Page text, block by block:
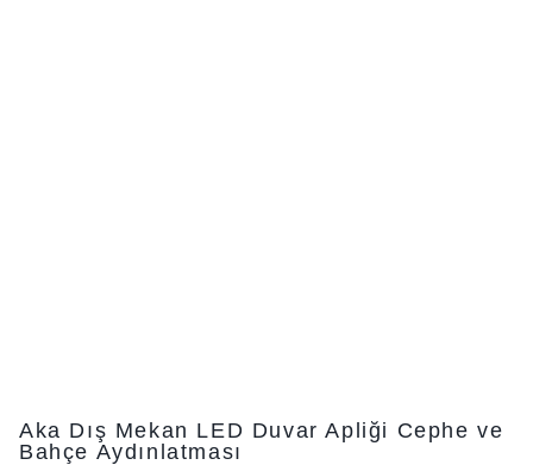
Aka Dış Mekan LED Duvar Apliği Cephe ve
Bahçe Aydınlatması